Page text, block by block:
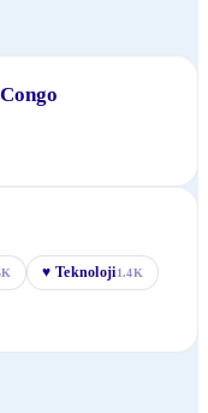
♥ Teknoloji1.4K